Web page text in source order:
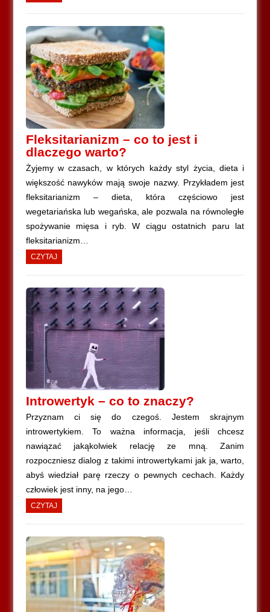
Fleksitarianizm – co to jest i
dlaczego warto?
Żyjemy w czasach, w których każdy styl życia, dieta i
większość nawyków mają swoje nazwy. Przykładem jest
fleksitarianizm – dieta, która częściowo jest
wegetariańska lub wegańska, ale pozwala na równoległe
spożywanie mięsa i ryb. W ciągu ostatnich paru lat
fleksitarianizm…
CZYTAJ
Introwertyk – co to znaczy?
Przyznam ci się do czegoś. Jestem skrajnym
introwertykiem. To ważna informacja, jeśli chcesz
nawiązać jakąkolwiek relację ze mną. Zanim
rozpoczniesz dialog z takimi introwertykami jak ja, warto,
abyś wiedział parę rzeczy o pewnych cechach. Każdy
człowiek jest inny, na jego…
CZYTAJ